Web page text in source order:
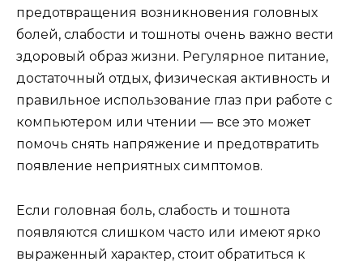
предотвращения возникновения головных
болей, слабости и тошноты очень важно вести
здоровый образ жизни. Регулярное питание,
достаточный отдых, физическая активность и
правильное использование глаз при работе с
компьютером или чтении — все это может
помочь снять напряжение и предотвратить
появление неприятных симптомов.
Если головная боль, слабость и тошнота
появляются слишком часто или имеют ярко
выраженный характер, стоит обратиться к